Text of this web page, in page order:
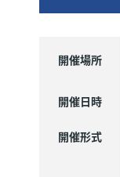
開催場所
開催日時
開催形式